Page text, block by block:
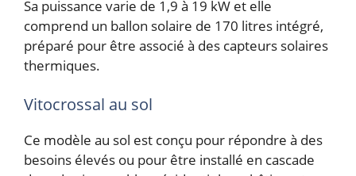
Sa puissance varie de 1,9 à 19 kW et elle
comprend un ballon solaire de 170 litres intégré,
préparé pour être associé à des capteurs solaires
thermiques.
Vitocrossal au sol
Ce modèle au sol est conçu pour répondre à des
besoins élevés ou pour être installé en cascade